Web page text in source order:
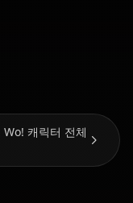
캐릭터 전체